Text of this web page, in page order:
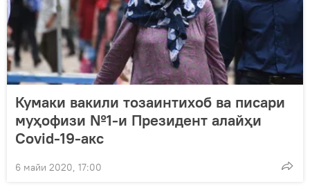
Кумаки вакили тозаинтихоб ва писари
муҳофизи №1-и Президент алайҳи
Covid-19-акс
6 майи 2020, 17:00